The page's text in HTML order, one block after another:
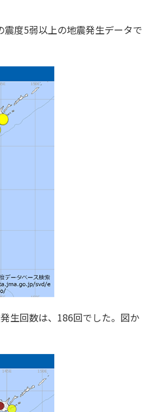
度5弱以上の地震発生データで
生回数は、186回でした。図か